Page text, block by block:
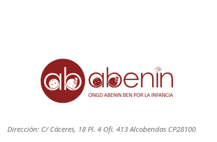
Dirección: C/ Cáceres, 18 Pl. 4 Ofi. 413 Alcobendas CP28100